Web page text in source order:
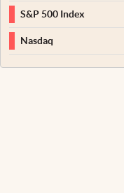
S&P 500 Index
Nasdaq